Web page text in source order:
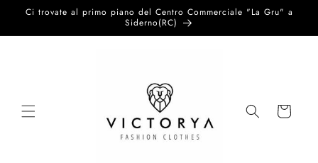
direttamente
Ci trovate al primo piano del Centro Commerciale "La Gru" a
Siderno(RC)
Carrello